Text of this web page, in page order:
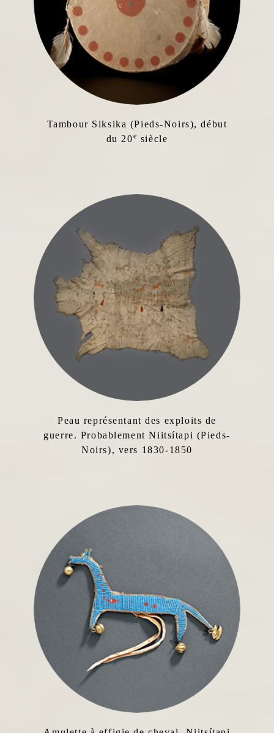
Tambour Siksika (Pieds-Noirs), début
du 20e siècle
Peau représentant des exploits de
guerre. Probablement Niitsítapi (Pieds-
Noirs), vers 1830-1850